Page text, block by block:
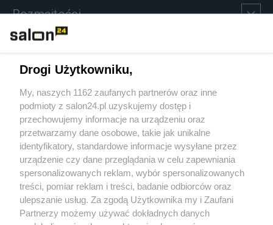
Rozmaitości
Sport
Społeczeństwo
Kultura
X Facebook Instagram Youtube
Drogi Użytkowniku,
My, naszych 1162 zaufanych partnerów oraz inne
podmioty z salon24.pl uzyskujemy dostęp i
przechowujemy informacje na urządzeniu oraz
przetwarzamy dane osobowe, takie jak unikalne
identyfikatory, standardowe informacje wysyłane przez
urządzenie czy dane przeglądania w celu zapewniania
spersonalizowanych reklam, wybór spersonalizowanych
treści, pomiar reklam i treści, badanie odbiorców oraz
ulepszanie usług. Za zgodą Użytkownika my i Zaufani
Partnerzy możemy używać dokładnych danych